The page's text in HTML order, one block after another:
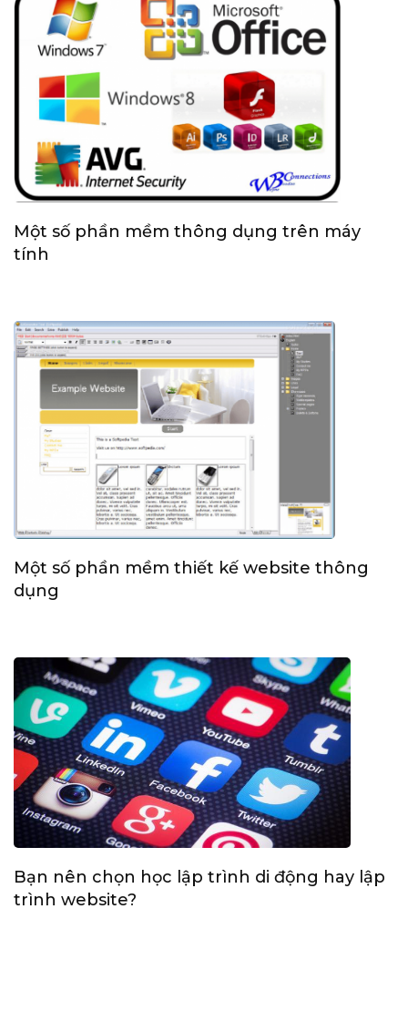
Một số phần mềm thông dụng trên máy
tính
Một số phần mềm thiết kế website thông
dụng
Bạn nên chọn học lập trình di động hay lập
trình website?